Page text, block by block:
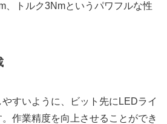
、トルク3Nmというパワフルな性
すいように、ビット先にLEDライ
。作業精度を向上させることができ